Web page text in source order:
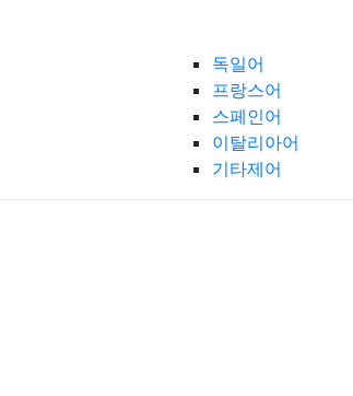
독일어
프랑스어
스페인어
이탈리아어
기타제어